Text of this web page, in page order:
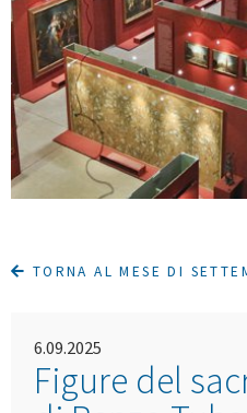
TORNA AL MESE DI
6.09.2025
Figure del